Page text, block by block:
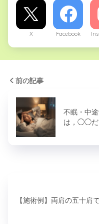
X Facebook
前の記事
不眠・中
は，◯◯だ
【施術例】両肩の五十肩